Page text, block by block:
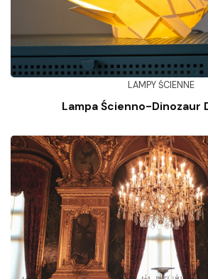
LAMPY ŚCIENNE
Lampa Ścienno-Dinozaur